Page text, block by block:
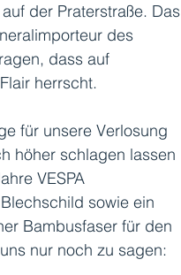
der Praterstraße. Das
des
dass auf
herrscht.
für unsere Verlosung
höher schlagen lassen
VESPA
sowie ein
Bambusfaser für den
nur noch zu sagen: